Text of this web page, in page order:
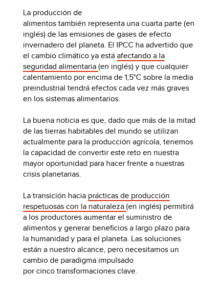
La producción de
alimentos también representa una cuarta parte (en
inglés) de las emisiones de gases de efecto
invernadero del planeta. El IPCC ha advertido que
el cambio climático ya estáafectando a la
seguridad alimentaria(en inglés) y que cualquier
calentamiento por encima de 1,5°C sobre la media
preindustrial tendrá efectos cada vez más graves
en los sistemas alimentarios.
La buena noticia es que, dado que más de la mitad
de las tierras habitables del mundo se utilizan
actualmente para la producción agrícola, tenemos
la capacidad de convertir este reto en nuestra
mayor oportunidad para hacer frente a nuestras
crisis planetarias.
La transición hacia prácticas de producción
respetuosas con la naturaleza(en inglés) permitirá
a los productores aumentar el suministro de
alimentos y generar beneficios a largo plazo para
la humanidad y para el planeta. Las soluciones
están a nuestro alcance, pero necesitamos un
cambio de paradigma impulsado
por cinco transformaciones clave.